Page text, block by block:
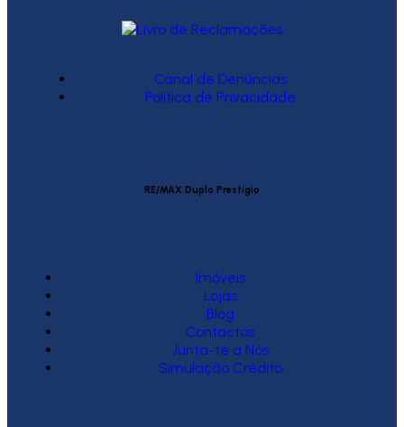
Canal de Denúncias
Política de Privacidade
RE/MAX Duplo Prestígio
Imóveis
Lojas
Blog
Contactos
Junta-te a Nós
Simulação Crédito